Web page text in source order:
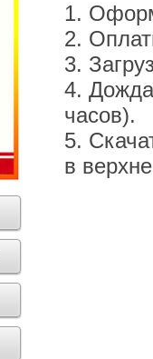
1.
2.
3.
4.
часов).
5.
в